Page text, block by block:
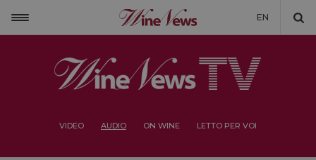
EN
VIDEO AUDIO ON WINE LETTO PER VOI